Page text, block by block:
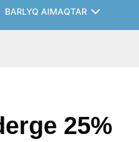
BARLYQ AIMAQTAR
25%